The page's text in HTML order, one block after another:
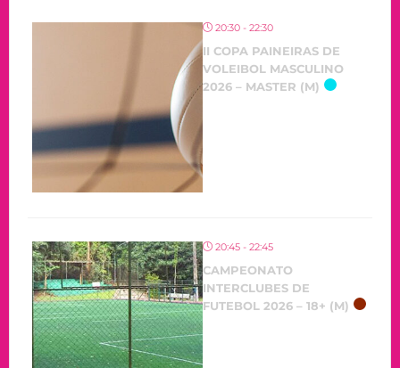
20:30 - 22:30
II COPA PAINEIRAS DE
VOLEIBOL MASCULINO
2026 – MASTER (M)
20:45 - 22:45
CAMPEONATO
INTERCLUBES DE
FUTEBOL 2026 – 18+ (M)